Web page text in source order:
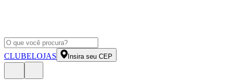
CLUBELOJAS Insira seu CEP